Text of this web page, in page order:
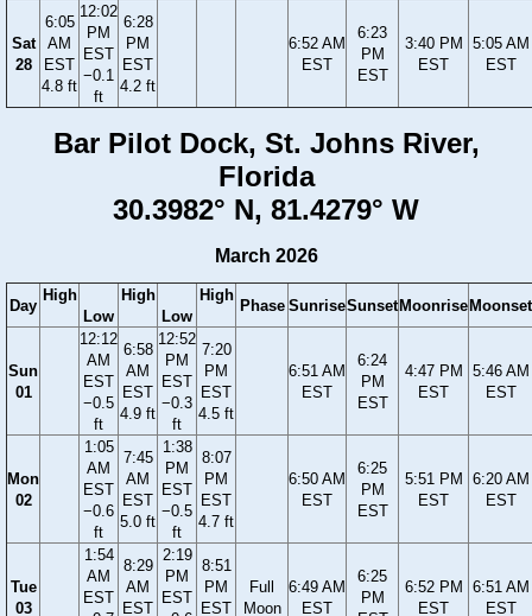
Sat
28
6:05
AM
EST
4.8 ft
12:02
PM
EST
−0.1
ft
6:28
PM
EST
4.2 ft
6:52 AM
EST
6:23
PM
EST
3:40 PM
EST
5:05 AM
EST
Bar Pilot Dock, St. Johns River,
Florida
30.3982° N, 81.4279° W
March 2026
Day
High
Low
High
Low
High
Phase SunriseSunset Moonrise Moonset
Sun
01
12:12
AM
EST
−0.5
ft
6:58
AM
EST
4.9 ft
12:52
PM
EST
−0.3
ft
7:20
PM
EST
4.5 ft
6:51 AM
EST
6:24
PM
EST
4:47 PM
EST
5:46 AM
EST
Mon
02
1:05
AM
EST
−0.6
ft
7:45
AM
EST
5.0 ft
1:38
PM
EST
−0.5
ft
8:07
PM
EST
4.7 ft
6:50 AM
EST
6:25
PM
EST
5:51 PM
EST
6:20 AM
EST
Tue
03
1:54
AM
EST
8:29
AM
EST
2:19
PM
EST
8:51
PM
EST
Full
Moon
6:49 AM
EST
6:25
PM
6:52 PM
EST
6:51 AM
EST